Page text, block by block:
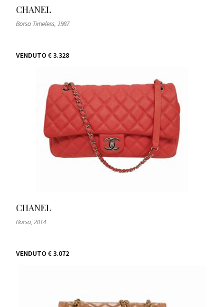
CHANEL
Borsa Timeless, 1987
VENDUTO € 3.328
CHANEL
Borsa, 2014
VENDUTO € 3.072